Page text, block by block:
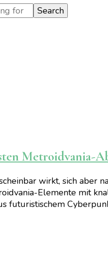
Metroidvania-
wirkt, sich
Elemente mit
futuristischem